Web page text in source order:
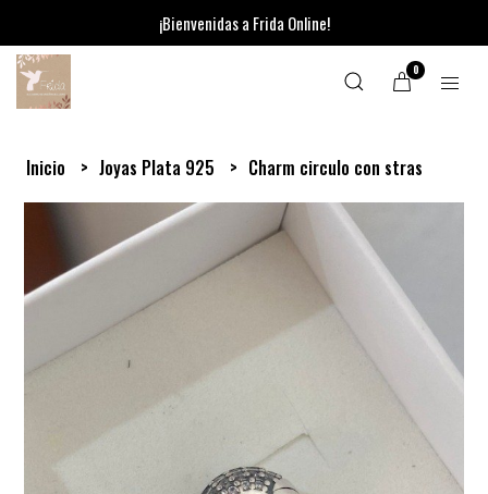
¡Bienvenidas a Frida Online!
0
Inicio Joyas Plata 925 Charm circulo con stras